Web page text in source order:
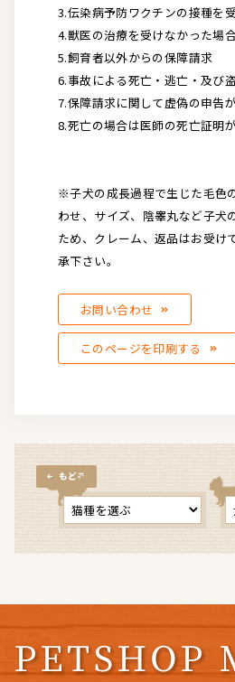
3.伝染病予防ワクチンの接種を
4.獣医の治療を受けなかった場
5.飼育者以外からの保障請求
6.事故による死亡・逃亡・及び
7.保障請求に関して虚偽の申告
8.死亡の場合は医師の死亡証明
※子犬の成長過程で生じた毛色
わせ、サイズ、陰睾丸など子犬
ため、クレーム、返品はお受け
承下さい。
お問い合わせ
このページを印刷する
もどる